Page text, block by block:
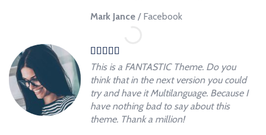
Mark Jance / Facebook
This is a FANTASTIC Theme. Do you
think that in the next version you could
try and have it Multilanguage. Because I
have nothing bad to say about this
theme. Thank a million!